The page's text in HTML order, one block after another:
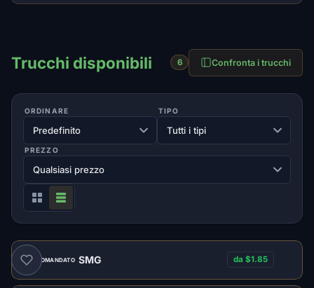
Trucchi disponibili 6 Confronta i trucchi
ORDINARE TIPO
PREZZO
RACCOMANDATO SMG da $1.85